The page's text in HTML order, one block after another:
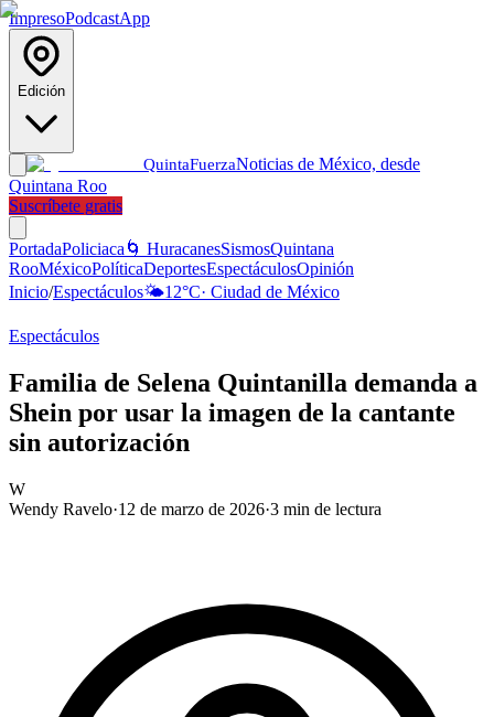
ImpresoPodcastApp
Edición
QuintaFuerzaNoticias de México, desde
Quintana Roo
Suscríbete gratis
PortadaPoliciaca 🌀 HuracanesSismosQuintana
RooMéxicoPolíticaDeportesEspectáculosOpinión
Inicio/Espectáculos🌤️12°C· Ciudad de México
Espectáculos
Familia de Selena Quintanilla demanda a
Shein por usar la imagen de la cantante
sin autorización
W
Wendy Ravelo·12 de marzo de 2026·3 min de lectura